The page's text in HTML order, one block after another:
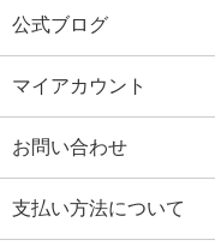
公式ブログ
マイアカウント
お問い合わせ
支払い方法について